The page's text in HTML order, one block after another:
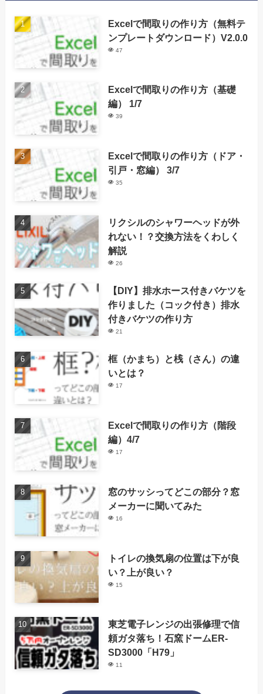
Excelで間取りの作り方（無料テ
ンプレートダウンロード）V2.0.0
47
Excelで間取りの作り方（基礎
編） 1/7
39
Excelで間取りの作り方（ドア・
引戸・窓編） 3/7
35
リクシルのシャワーヘッドが外
れない！？交換方法をくわしく
解説
26
【DIY】排水ホース付きバケツを
作りました（コック付き）排水
付きバケツの作り方
21
框（かまち）と桟（さん）の違
いとは？
17
Excelで間取りの作り方（階段
編）4/7
17
窓のサッシってどこの部分？窓
メーカーに聞いてみた
16
トイレの換気扇の位置は下が良
い？上が良い？
15
東芝電子レンジの出張修理で信
頼ガタ落ち！石窯ドームER-
SD3000「H79」
11